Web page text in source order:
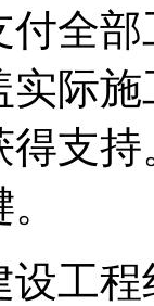
付全
际
支
工